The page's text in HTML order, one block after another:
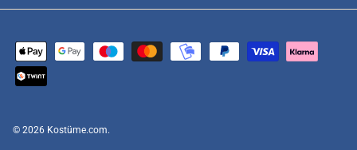
© 2026 Kostüme.com.